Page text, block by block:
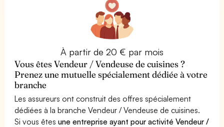
À partir de 20 € par mois
Vous êtes Vendeur / Vendeuse de cuisines ?
Prenez une mutuelle spécialement dédiée à votre
branche
Les assureurs ont construit des offres spécialement
dédiées à la branche Vendeur / Vendeuse de cuisines.
Si vous êtesune entreprise ayant pour activité Vendeur /